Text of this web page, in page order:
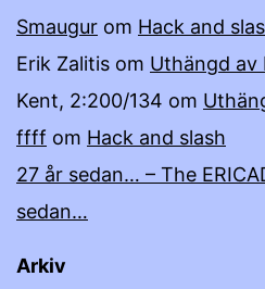
Smaugur om Hack and
Erik Zalitis om Uthängd av
Kent, 2:200/134 om
ffff om Hack and slash
27 år sedan… – The
sedan…
Arkiv